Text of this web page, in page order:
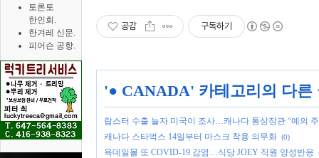
토론토
한인회.
한겨레 신문.
피어슨 공항.
공감 구독하기
'● CANADA' 카테고리의 다른
랍스터 수출 늘자 미국이 조사…캐나다 통상장관 “예의
캐나다 스타벅스 14일부터 마스크 착용 의무화 (0)
욕데일몰 또 COVID-19 감염…식당 JOEY 직원 양성반응